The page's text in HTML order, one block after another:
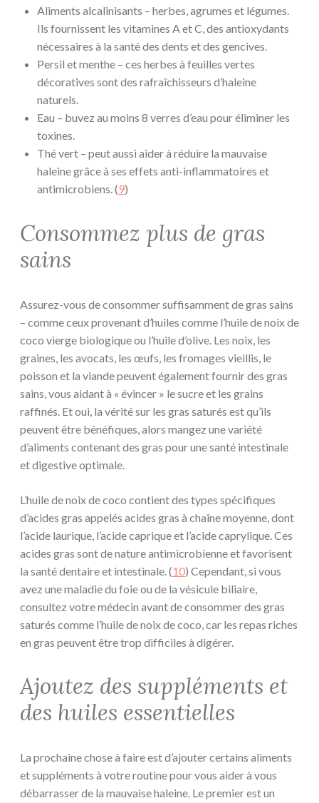
Aliments alcalinisants – herbes, agrumes et légumes.
Ils fournissent les vitamines A et C, des antioxydants
nécessaires à la santé des dents et des gencives.
Persil et menthe – ces herbes à feuilles vertes
décoratives sont des rafraîchisseurs d’haleine
naturels.
Eau – buvez au moins 8 verres d’eau pour éliminer les
toxines.
Thé vert – peut aussi aider à réduire la mauvaise
haleine grâce à ses effets anti-inflammatoires et
antimicrobiens. (9)
Consommez plus de gras
sains
Assurez-vous de consommer suffisamment de gras sains
– comme ceux provenant d’huiles comme l’huile de noix de
coco vierge biologique ou l’huile d’olive. Les noix, les
graines, les avocats, les œufs, les fromages vieillis, le
poisson et la viande peuvent également fournir des gras
sains, vous aidant à « évincer » le sucre et les grains
raffinés. Et oui, la vérité sur les gras saturés est qu’ils
peuvent être bénéfiques, alors mangez une variété
d’aliments contenant des gras pour une santé intestinale
et digestive optimale.
L’huile de noix de coco contient des types spécifiques
d’acides gras appelés acides gras à chaîne moyenne, dont
l’acide laurique, l’acide caprique et l’acide caprylique. Ces
acides gras sont de nature antimicrobienne et favorisent
la santé dentaire et intestinale. (10) Cependant, si vous
avez une maladie du foie ou de la vésicule biliaire,
consultez votre médecin avant de consommer des gras
saturés comme l’huile de noix de coco, car les repas riches
en gras peuvent être trop difficiles à digérer.
Ajoutez des suppléments et
des huiles essentielles
La prochaine chose à faire est d’ajouter certains aliments
et suppléments à votre routine pour vous aider à vous
débarrasser de la mauvaise haleine. Le premier est un